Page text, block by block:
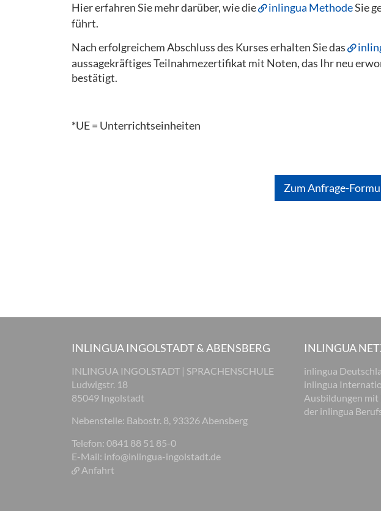
Hier erfahren Sie mehr darüber, wie die
inlingua MethodeSie
führt.
Nach erfolgreichem Abschluss des Kurses erhalten Sie das
aussagekräftiges Teilnahmezertifikat mit Noten, das Ihr neu
bestätigt.
*UE = Unterrichtseinheiten
Zum Anfrage-
INLINGUA INGOLSTADT & ABENSBERG
INLINGUA INGOLSTADT | SPRACHENSCHULE
Ludwigstr. 18
85049 Ingolstadt
Nebenstelle: Babostr. 8, 93326 Abensberg
Telefon: 0841 88 51 85-0
E-Mail: info@inlingua-ingolstadt.de
Anfahrt
INLINGUA
inlingua
inlingua
Ausbildungen mit
der inlingua